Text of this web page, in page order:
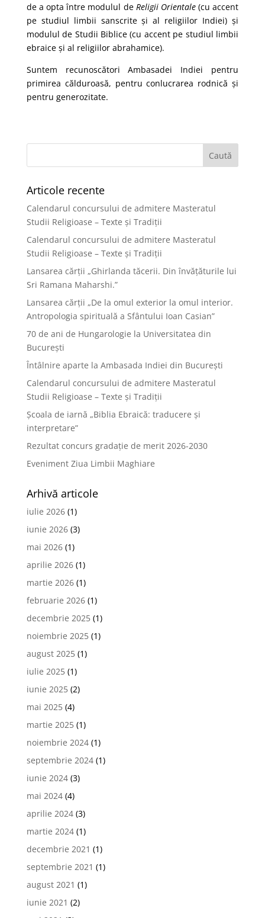
de a opta între modulul de Religii Orientale(cu accent
pe studiul limbii sanscrite și al religiilor Indiei) și
modulul de Studii Biblice (cu accent pe studiul limbii
ebraice și al religiilor abrahamice).
Suntem recunoscători Ambasadei Indiei pentru
primirea călduroasă, pentru conlucrarea rodnică și
pentru generozitate.
Articole recente
Calendarul concursului de admitere Masteratul
Studii Religioase – Texte și Tradiții
Calendarul concursului de admitere Masteratul
Studii Religioase – Texte și Tradiții
Lansarea cărții „Ghirlanda tăcerii. Din învățăturile lui
Sri Ramana Maharshi.”
Lansarea cărții „De la omul exterior la omul interior.
Antropologia spirituală a Sfântului Ioan Casian”
70 de ani de Hungarologie la Universitatea din
București
Întâlnire aparte la Ambasada Indiei din București
Calendarul concursului de admitere Masteratul
Studii Religioase – Texte și Tradiții
Școala de iarnă „Biblia Ebraică: traducere și
interpretare”
Rezultat concurs gradație de merit 2026-2030
Eveniment Ziua Limbii Maghiare
Arhivă articole
iulie 2026(1)
iunie 2026(3)
mai 2026(1)
aprilie 2026(1)
martie 2026(1)
februarie 2026(1)
decembrie 2025(1)
noiembrie 2025(1)
august 2025(1)
iulie 2025(1)
iunie 2025(2)
mai 2025(4)
martie 2025(1)
noiembrie 2024(1)
septembrie 2024(1)
iunie 2024(3)
mai 2024(4)
aprilie 2024(3)
martie 2024(1)
decembrie 2021 (1)
septembrie 2021 (1)
august 2021 (1)
iunie 2021 (2)